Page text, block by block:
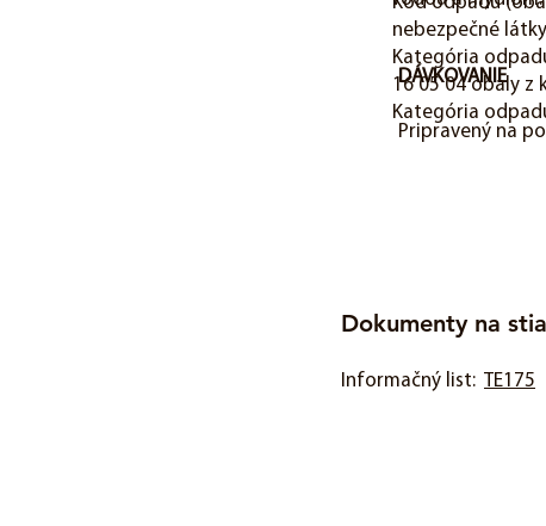
nebezpečné látky
Kategória
16 05 04 obaly z
Kategória
DÁVKOVANIE
Pripravený na
Dokumenty na
Informačný list: TE175